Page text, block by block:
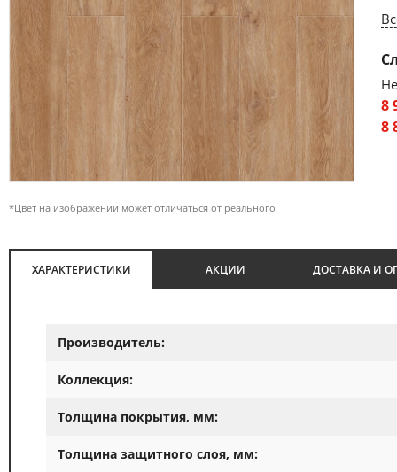
*Цвет на изображении может отличаться от реального
8
8
ХАРАКТЕРИСТИКИ АКЦИИ ДОСТАВКА И
Производитель:
Коллекция:
Толщина покрытия, мм:
Толщина защитного слоя, мм: